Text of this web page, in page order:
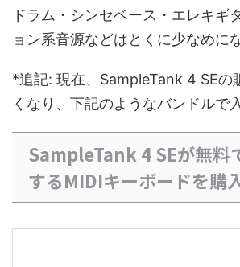
ドラム・シンセベース・エレキギ
ョン系音源などはとくに少なめに
*追記: 現在、SampleTank 4 SEの
くなり、下記のようなバンドルで
SampleTank 4 SEが無料
するMIDIキーボードを購